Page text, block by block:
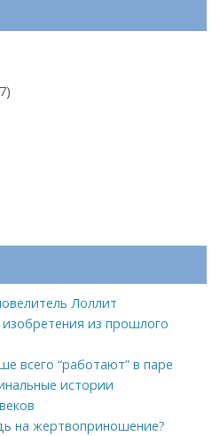
Лоллит
из прошлого
всего “работают” в паре
истории
на жертвоприношение?